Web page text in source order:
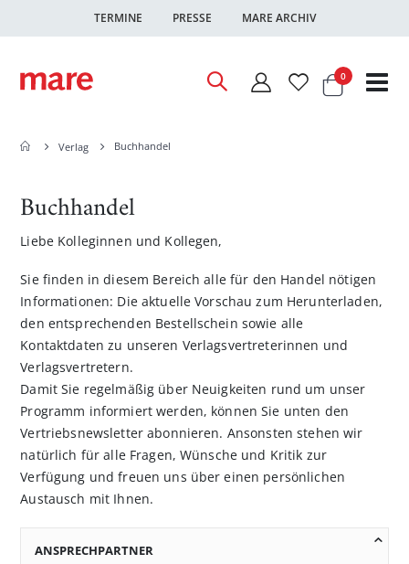
TERMINE PRESSE MARE ARCHIV
Warenkorb
0Artikel
Verlag Buchhandel
Buchhandel
Liebe Kolleginnen und Kollegen,
Sie finden in diesem Bereich alle für den Handel nötigen
Informationen: Die aktuelle Vorschau zum Herunterladen,
den entsprechenden Bestellschein sowie alle
Kontaktdaten zu unseren Verlagsvertreterinnen und
Verlagsvertretern.
Damit Sie regelmäßig über Neuigkeiten rund um unser
Programm informiert werden, können Sie unten den
Vertriebsnewsletter abonnieren. Ansonsten stehen wir
natürlich für alle Fragen, Wünsche und Kritik zur
Verfügung und freuen uns über einen persönlichen
Austausch mit Ihnen.
ANSPRECHPARTNER